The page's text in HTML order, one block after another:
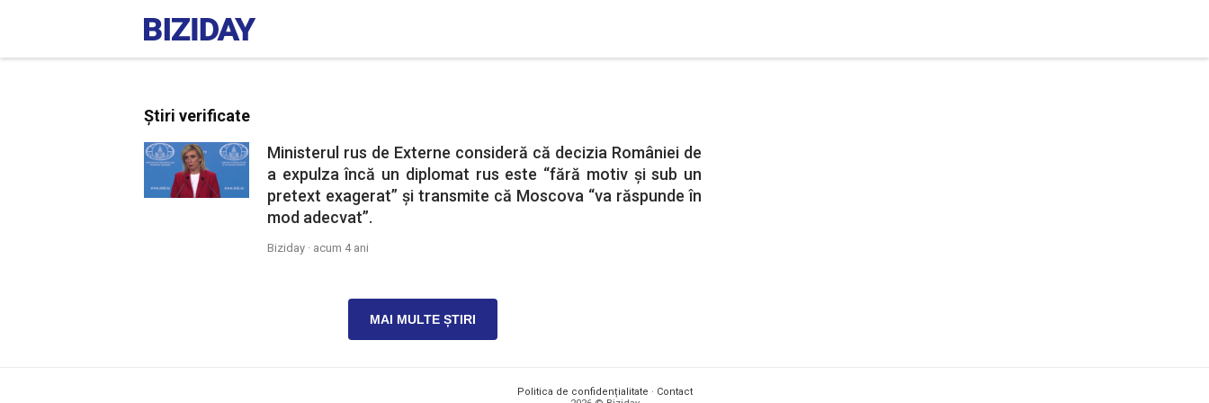
Știri verificate
Ministerul rus de Externe consideră că decizia României de
a expulza încă un diplomat rus este “fără motiv și sub un
pretext exagerat” și transmite că Moscova “va răspunde în
mod adecvat”.
Biziday · acum 4 ani
MAI MULTE ȘTIRI
Politica de confidențialitate · Contact